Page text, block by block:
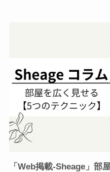
「Web掲載-Sheage」部